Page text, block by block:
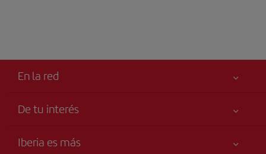
En la red
De tu interés
Accesibilidad
Iberia es más